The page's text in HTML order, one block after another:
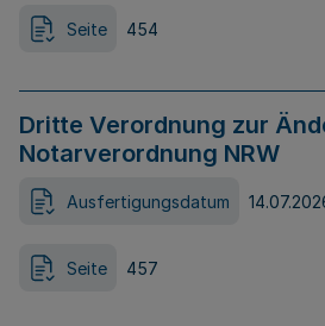
Seite 454
Dritte Verordnung zur
Notarverordnung NRW
Ausfertigungsdatum
Seite 457